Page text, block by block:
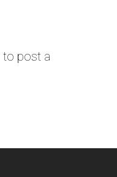
to post a